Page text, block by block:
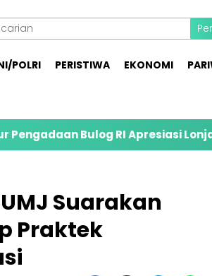
POLRI PERISTIWA EKONOMI
Bulog RI Apresiasi Lonjakan
Suarakan
Praktek